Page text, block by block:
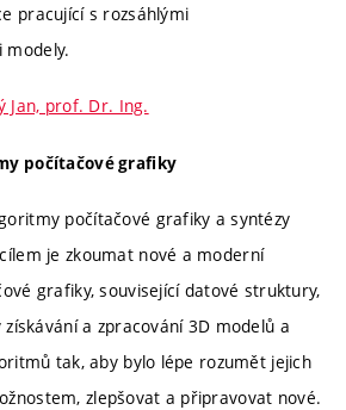
pracující s rozsáhlými
modely.
Jan, prof. Dr. Ing.
počítačové grafiky
počítačové grafiky a syntézy
je zkoumat nové a moderní
grafiky, související datové struktury,
a zpracování 3D modelů a
tak, aby bylo lépe rozumět jejich
zlepšovat a připravovat nové.